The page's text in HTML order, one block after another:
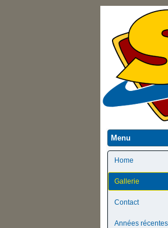
Menu
Home
Gallerie
Contact
Années récentes